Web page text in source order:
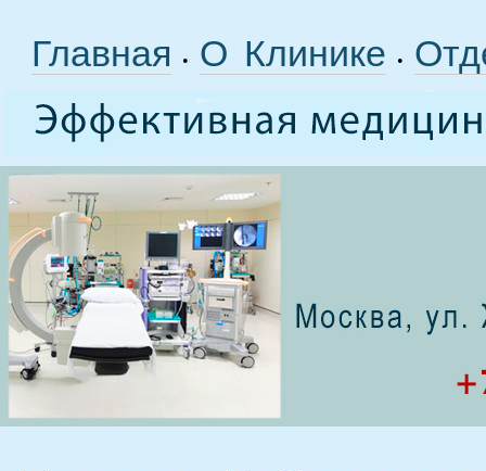
Главная • О Клинике •